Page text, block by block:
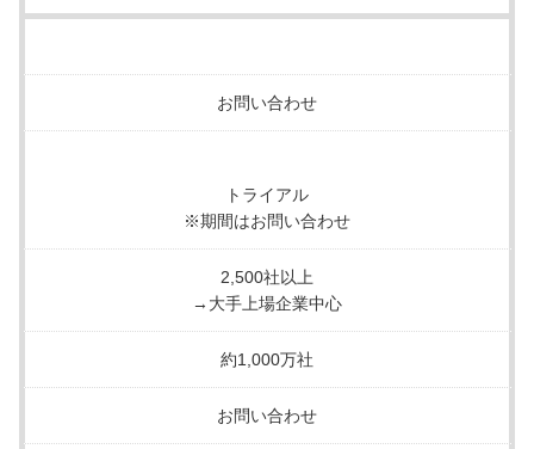
お問い合わせ
トライアル
※期間はお問い合わせ
2,500社以上
→大手上場企業中心
約1,000万社
お問い合わせ